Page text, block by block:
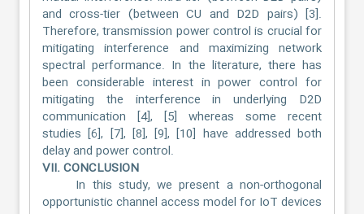
and cross-tier (between CU and D2D pairs) [3].
Therefore, transmission power control is crucial for
mitigating interference and maximizing network
spectral performance. In the literature, there has
been considerable interest in power control for
mitigating the interference in underlying D2D
communication [4], [5] whereas some recent
studies [6], [7], [8], [9], [10] have addressed both
delay and power control.
VII. CONCLUSION
In this study, we present a non-orthogonal
opportunistic channel access model for IoT devices